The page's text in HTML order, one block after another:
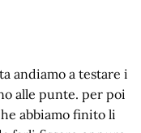
andiamo a testare i
alle punte. per poi
abbiamo finito li